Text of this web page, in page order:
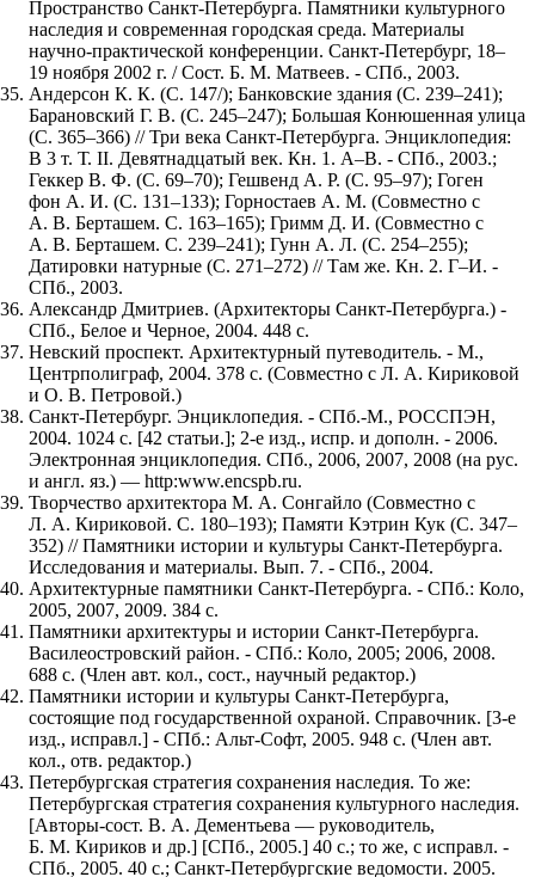
Пространство Санкт-Петербурга. Памятники культурного
наследия и современная городская среда. Материалы
научно-практической конференции. Санкт-Петербург, 18–
19 ноября 2002 г. / Сост. Б. М. Матвеев. - СПб., 2003.
Андерсон К. К. (С. 147/); Банковские здания (С. 239–241);
Барановский Г. В. (С. 245–247); Большая Конюшенная улица
(С. 365–366) // Три века Санкт-Петербурга. Энциклопедия:
В 3 т. Т. II. Девятнадцатый век. Кн. 1. А–В. - СПб., 2003.;
Геккер В. Ф. (С. 69–70); Гешвенд А. Р. (С. 95–97); Гоген
фон А. И. (С. 131–133); Горностаев А. М. (Совместно с
А. В. Берташем. С. 163–165); Гримм Д. И. (Совместно с
А. В. Берташем. С. 239–241); Гунн А. Л. (С. 254–255);
Датировки натурные (С. 271–272) // Там же. Кн. 2. Г–И. -
СПб., 2003.
Александр Дмитриев. (Архитекторы Санкт-Петербурга.) -
СПб., Белое и Черное, 2004. 448 с.
Невский проспект. Архитектурный путеводитель. - М.,
Центрполиграф, 2004. 378 с. (Совместно с Л. А. Кириковой
и О. В. Петровой.)
Санкт-Петербург. Энциклопедия. - СПб.-М., РОССПЭН,
2004. 1024 с. [42 статьи.]; 2-е изд., испр. и дополн. - 2006.
Электронная энциклопедия. СПб., 2006, 2007, 2008 (на рус.
и англ. яз.) — http:www.encspb.ru.
Творчество архитектора М. А. Сонгайло (Совместно с
Л. А. Кириковой. С. 180–193); Памяти Кэтрин Кук (С. 347–
352) // Памятники истории и культуры Санкт-Петербурга.
Исследования и материалы. Вып. 7. - СПб., 2004.
Архитектурные памятники Санкт-Петербурга. - СПб.: Коло,
2005, 2007, 2009. 384 с.
Памятники архитектуры и истории Санкт-Петербурга.
Василеостровский район. - СПб.: Коло, 2005; 2006, 2008.
688 с. (Член авт. кол., сост., научный редактор.)
Памятники истории и культуры Санкт-Петербурга,
состоящие под государственной охраной. Справочник. [3-е
изд., исправл.] - СПб.: Альт-Софт, 2005. 948 с. (Член авт.
кол., отв. редактор.)
Петербургская стратегия сохранения наследия. То же:
Петербургская стратегия сохранения культурного наследия.
[Авторы-сост. В. А. Дементьева — руководитель,
Б. М. Кириков и др.] [СПб., 2005.] 40 с.; то же, с исправл. -
СПб., 2005. 40 с.; Санкт-Петербургские ведомости. 2005.